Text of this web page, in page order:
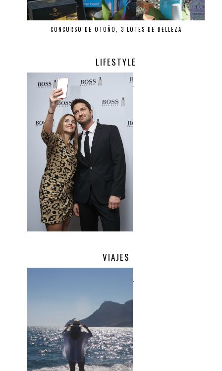
CONCURSO DE OTOÑO, 3 LOTES DE BELLEZA
LIFESTYLE
VIAJES